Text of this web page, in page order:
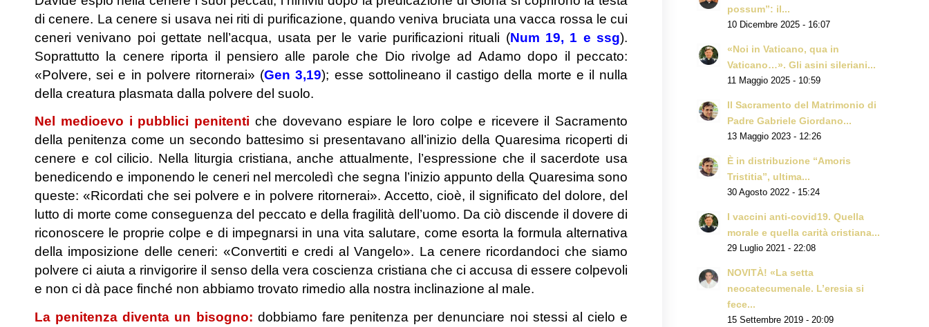
di cenere. La cenere si usava nei riti di purificazione, quando veniva bruciata una vacca rossa le cui
ceneri venivano poi gettate nell’acqua, usata per le varie purificazioni rituali (Num 19, 1 e ssg).
Soprattutto la cenere riporta il pensiero alle parole che Dio rivolge ad Adamo dopo il peccato:
«Polvere, sei e in polvere ritornerai» (Gen 3,19); esse sottolineano il castigo della morte e il nulla
della creatura plasmata dalla polvere del suolo.
Nel medioevo i pubblici penitenti che dovevano espiare le loro colpe e ricevere il Sacramento
della penitenza come un secondo battesimo si presentavano all’inizio della Quaresima ricoperti di
cenere e col cilicio. Nella liturgia cristiana, anche attualmente, l’espressione che il sacerdote usa
benedicendo e imponendo le ceneri nel mercoledì che segna l’inizio appunto della Quaresima sono
queste: «Ricordati che sei polvere e in polvere ritornerai». Accetto, cioè, il significato del dolore, del
lutto di morte come conseguenza del peccato e della fragilità dell’uomo. Da ciò discende il dovere di
riconoscere le proprie colpe e di impegnarsi in una vita salutare, come esorta la formula alternativa
della imposizione delle ceneri: «Convertiti e credi al Vangelo». La cenere ricordandoci che siamo
polvere ci aiuta a rinvigorire il senso della vera coscienza cristiana che ci accusa di essere colpevoli
e non ci dà pace finché non abbiamo trovato rimedio alla nostra inclinazione al male.
La penitenza diventa un bisogno: dobbiamo fare penitenza per denunciare noi stessi al cielo e
possum”: il...
10 Dicembre 2025 - 16:07
«Noi in Vaticano, qua in
Vaticano…». Gli asini sileriani...
11 Maggio 2025 - 10:59
Il Sacramento del Matrimonio di
Padre Gabriele Giordano...
13 Maggio 2023 - 12:26
È in distribuzione “Amoris
Tristitia”, ultima...
30 Agosto 2022 - 15:24
I vaccini anti-covid19. Quella
morale e quella carità cristiana...
29 Luglio 2021 - 22:08
NOVITÀ! «La setta
neocatecumenale. L’eresia si
fece...
15 Settembre 2019 - 20:09